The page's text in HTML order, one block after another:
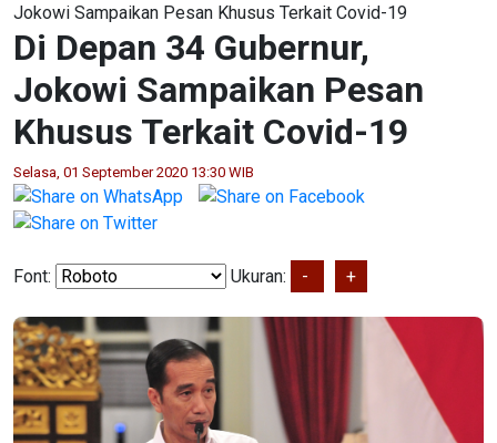
Jokowi Sampaikan Pesan Khusus Terkait Covid-19
Di Depan 34 Gubernur,
Jokowi Sampaikan Pesan
Khusus Terkait Covid-19
Selasa, 01 September 2020 13:30 WIB
Font: Ukuran: - +